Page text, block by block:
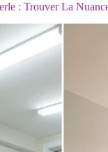
: Trouver La